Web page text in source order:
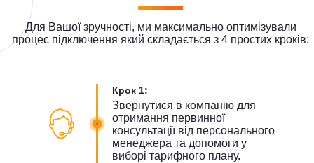
Для Вашої зручності, ми максимально оптимізували
процес підключення який складається з 4 простих кроків:
Крок 1:
Звернутися в компанію для
отримання первинної
консультації від персонального
менеджера та допомоги у
виборі тарифного плану.